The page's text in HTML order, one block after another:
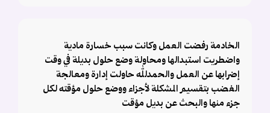
الخادمة رفضت العمل وكانت سبب خسارة مادية
واضطريت استبدالها ومحاولة وضع حلول بديلة في وقت
إضرابها عن العمل والحمدلله حاولت إدارة ومعالجة
الغضب بتقسيم المشكلة لأجزاء ووضع حلول مؤقته لكل
جزء منها والبحث عن بديل مؤقت